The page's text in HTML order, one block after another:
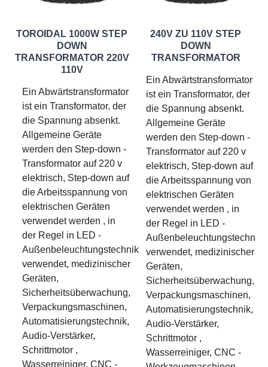
TOROIDAL 1000W STEP
DOWN
TRANSFORMATOR 220V
110V
Ein Abwärtstransformator
ist ein Transformator, der
die Spannung absenkt.
Allgemeine Geräte
werden den Step-down -
Transformator auf 220 v
elektrisch, Step-down auf
die Arbeitsspannung von
elektrischen Geräten
verwendet werden , in
der Regel in LED -
Außenbeleuchtungstechnik
verwendet, medizinischer
Geräten,
Sicherheitsüberwachung,
Verpackungsmaschinen,
Automatisierungstechnik,
Audio-Verstärker,
Schrittmotor ,
Wasserreiniger, CNC -
240V ZU 110V STEP
DOWN
TRANSFORMATOR
Ein Abwärtstransformator
ist ein Transformator, der
die Spannung absenkt.
Allgemeine Geräte
werden den Step-down -
Transformator auf 220 v
elektrisch, Step-down auf
die Arbeitsspannung von
elektrischen Geräten
verwendet werden , in
der Regel in LED -
Außenbeleuchtungstechnik
verwendet, medizinischer
Geräten,
Sicherheitsüberwachung,
Verpackungsmaschinen,
Automatisierungstechnik,
Audio-Verstärker,
Schrittmotor ,
Wasserreiniger, CNC -